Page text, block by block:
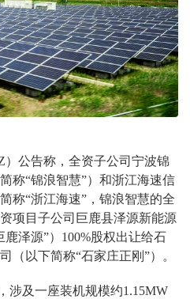
）公告称，全资子公司宁波锦
称“锦浪智慧”）和浙江海速信
称“浙江海速”，锦浪智慧的全
项目子公司巨鹿县泽源新能源
泽源”）100%股权出让给石
（以下简称“石家庄正刚”）。
涉及一座装机规模约1.15MW